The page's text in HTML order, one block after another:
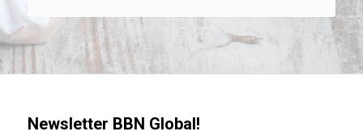
Newsletter BBN Global!